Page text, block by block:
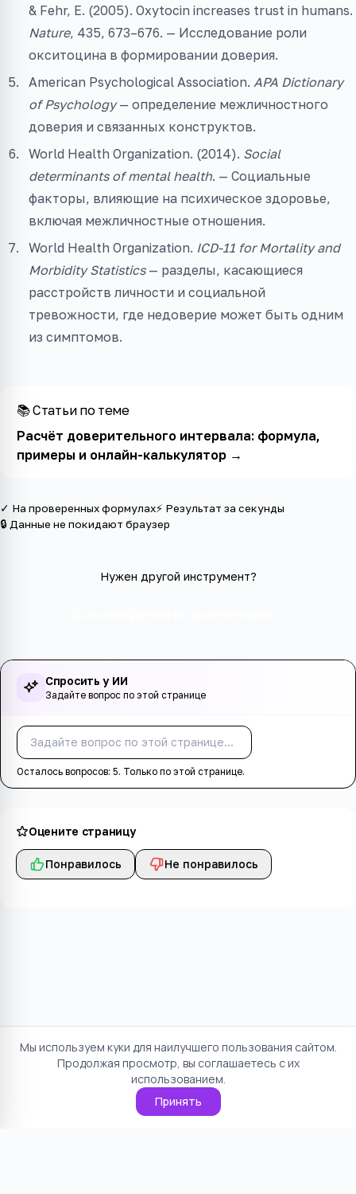
& Fehr, E. (2005). Oxytocin increases trust in humans.
Nature, 435, 673–676. — Исследование роли
окситоцина в формировании доверия.
American Psychological Association. APA Dictionary
of Psychology— определение межличностного
доверия и связанных конструктов.
World Health Organization. (2014). Social
determinants of mental health. — Социальные
факторы, влияющие на психическое здоровье,
включая межличностные отношения.
World Health Organization. ICD-11 for Mortality and
Morbidity Statistics— разделы, касающиеся
расстройств личности и социальной
тревожности, где недоверие может быть одним
из симптомов.
📚 Статьи по теме
Расчёт доверительного интервала: формула,
примеры и онлайн-калькулятор→
✓ На проверенных формулах⚡ Результат за секунды
🔒 Данные не покидают браузер
Нужен другой инструмент?
Спросить у ИИ
Задайте вопрос по этой странице
Осталось вопросов: 5. Только по этой странице.
Оцените страницу
Понравилось Не понравилось
Мы используем куки для наилучшего пользования сайтом.
Продолжая просмотр, вы соглашаетесь с их
использованием.
Принять